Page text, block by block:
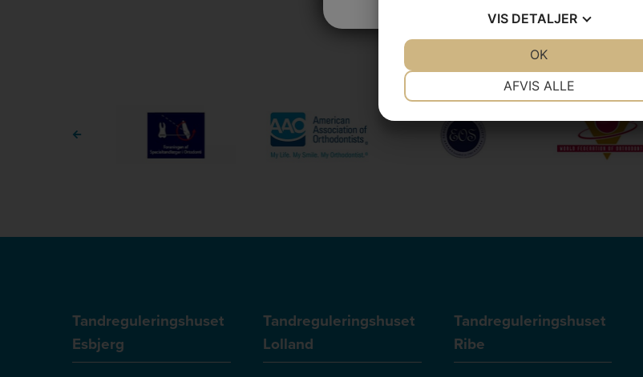
Tandreguleringshuset
Esbjerg
Tandreguleringshuset
Lolland
Tandreguleringshuset
Ribe
VIS DETALJER
MARKETING STATISTIK
AFVIS ALLE
OK